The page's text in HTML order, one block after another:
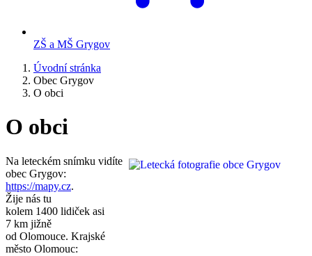
ZŠ a MŠ Grygov
Úvodní stránka
Obec Grygov
O obci
O obci
Na leteckém snímku vidíte
obec Grygov:
https://mapy.cz.
Žije nás tu
kolem 1400 lidiček asi
7 km jižně
od Olomouce. Krajské
město Olomouc: